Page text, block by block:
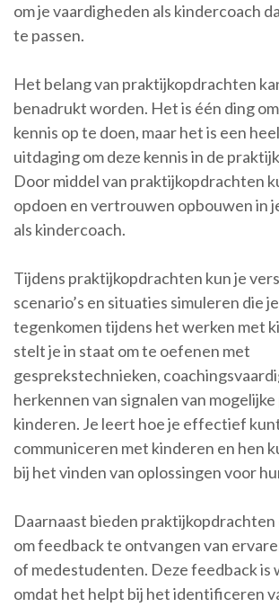
om je vaardigheden als kindercoach
te passen.
Het belang van praktijkopdrachten
benadrukt worden. Het is één ding
kennis op te doen, maar het is een
uitdaging om deze kennis in de
Door middel van praktijkopdrachten
opdoen en vertrouwen opbouwen in
als kindercoach.
Tijdens praktijkopdrachten kun je
scenario’s en situaties simuleren die
tegenkomen tijdens het werken met
stelt je in staat om te oefenen met
gesprekstechnieken,
herkennen van signalen van
kinderen. Je leert hoe je effectief
communiceren met kinderen en hen
bij het vinden van oplossingen voor
Daarnaast bieden
om feedback te ontvangen van
of medestudenten. Deze feedback is
omdat het helpt bij het identificeren